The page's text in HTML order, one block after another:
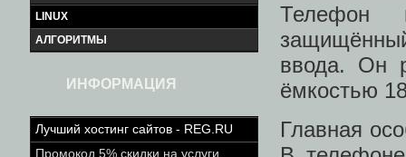
LINUX
АЛГОРИТМЫ
ИНФОРМАЦИЯ
Лучший хостинг сайтов - REG.RU
Промокод 5% скидки на услуги
Телефон
ввода. Он
ёмкостью
Главная